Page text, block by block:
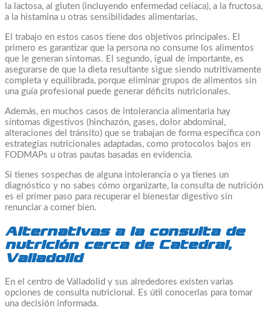
la lactosa, al gluten (incluyendo enfermedad celíaca), a la fructosa,
a la histamina u otras sensibilidades alimentarias.
El trabajo en estos casos tiene dos objetivos principales. El
primero es garantizar que la persona no consume los alimentos
que le generan síntomas. El segundo, igual de importante, es
asegurarse de que la dieta resultante sigue siendo nutritivamente
completa y equilibrada, porque eliminar grupos de alimentos sin
una guía profesional puede generar déficits nutricionales.
Además, en muchos casos de intolerancia alimentaria hay
síntomas digestivos (hinchazón, gases, dolor abdominal,
alteraciones del tránsito) que se trabajan de forma específica con
estrategias nutricionales adaptadas, como protocolos bajos en
FODMAPs u otras pautas basadas en evidencia.
Si tienes sospechas de alguna intolerancia o ya tienes un
diagnóstico y no sabes cómo organizarte, la consulta de nutrición
es el primer paso para recuperar el bienestar digestivo sin
renunciar a comer bien.
Alternativas a la consulta de
nutrición cerca de Catedral,
Valladolid
En el centro de Valladolid y sus alrededores existen varias
opciones de consulta nutricional. Es útil conocerlas para tomar
una decisión informada.